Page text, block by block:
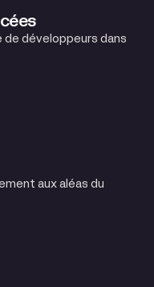
de développeurs dans
aux aléas du